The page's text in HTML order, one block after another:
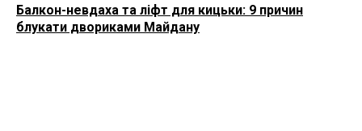
Балкон-невдаха та ліфт для кицьки: 9 причин
блукати двориками Майдану